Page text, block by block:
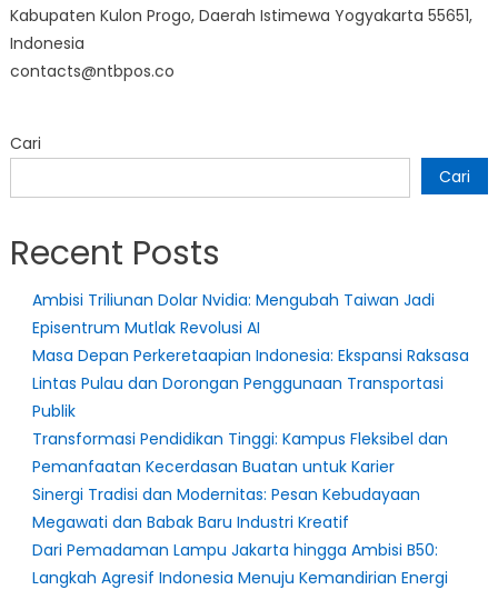
Kabupaten Kulon Progo, Daerah Istimewa Yogyakarta 55651,
Indonesia
contacts@ntbpos.co
Cari
Cari
Recent Posts
Ambisi Triliunan Dolar Nvidia: Mengubah Taiwan Jadi
Episentrum Mutlak Revolusi AI
Masa Depan Perkeretaapian Indonesia: Ekspansi Raksasa
Lintas Pulau dan Dorongan Penggunaan Transportasi
Publik
Transformasi Pendidikan Tinggi: Kampus Fleksibel dan
Pemanfaatan Kecerdasan Buatan untuk Karier
Sinergi Tradisi dan Modernitas: Pesan Kebudayaan
Megawati dan Babak Baru Industri Kreatif
Dari Pemadaman Lampu Jakarta hingga Ambisi B50:
Langkah Agresif Indonesia Menuju Kemandirian Energi